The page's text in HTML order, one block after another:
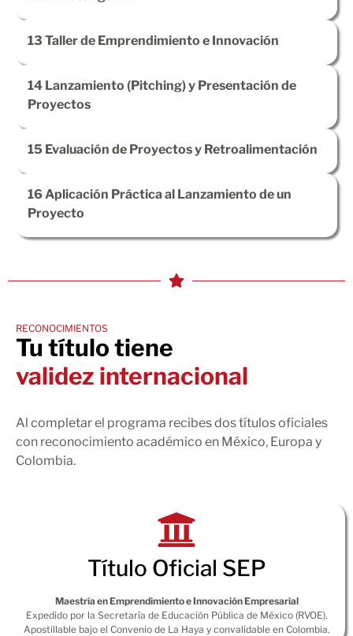
13 Taller de Emprendimiento e Innovación
14 Lanzamiento (Pitching) y Presentación de
Proyectos
15 Evaluación de Proyectos y Retroalimentación
16Aplicación Práctica al Lanzamiento de un
Proyecto
RECONOCIMIENTOS
Tu título tiene
validez internacional
Al completar el programa recibes dos títulos oficiales
con reconocimiento académico en México, Europa y
Colombia.
Título Oficial SEP
Maestría en Emprendimiento e Innovación Empresarial
Expedido por la Secretaría de Educación Pública de México (RVOE).
Apostillable bajo el Convenio de La Haya y convalidable en Colombia.